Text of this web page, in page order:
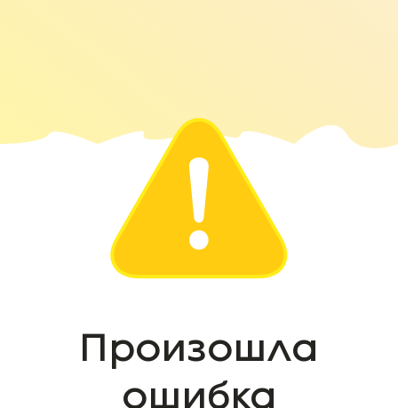
Произошла
ошибка